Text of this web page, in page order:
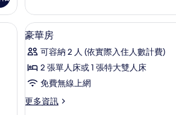
有
相
片
套
房,
2
臥
室
詳
情
遮光布/窗簾
顯
示
豪
華
的
迷你吧
13
豪華房
可容納 2 人 (依實際入住人數計費)
2 張單人床或 1 張特大雙人床
免費無線上網
更多資訊
更